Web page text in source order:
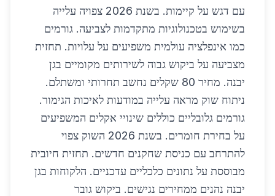
עם דגש על קיימות. בשנת 2026 צפויה עלייה
בשימוש בטכנולוגיות מתקדמות לצביעה. גורמים
כמו אינפלציה עולמית משפיעים על עלויות. תחזית
מצביעה על ביקוש גבוה לשירותים מקומיים בגן
יבנה. מחיר 80 שקלים נחשב תחרותי ומשתלם.
ניתוח שוק מראה עלייה במודעות לאיכות הגימור.
גורמים גלובליים כוללים שינויי אקלים המשפיעים
על בחירת חומרים. בשנת 2026 השוק צפוי
להתרחב עם כניסת שחקנים חדשים. תחזית חיובית
מבוססת על נתונים כלכליים עדכניים. הלקוחות בגן
יבנה נהנים ממחירים נגישים. ביקוש גובר